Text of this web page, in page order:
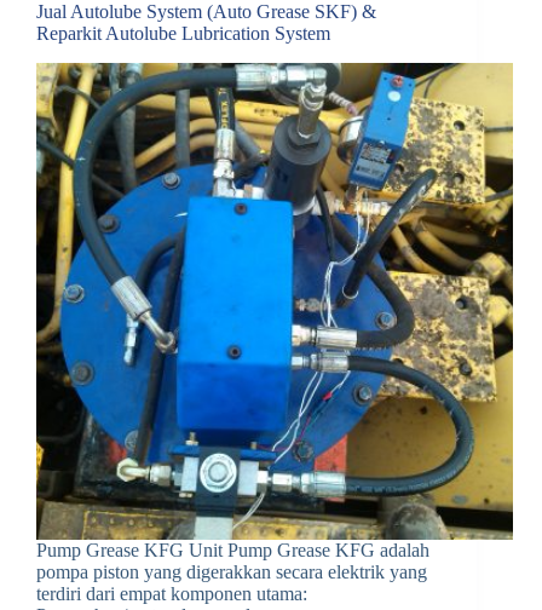
Jual Autolube System (Auto Grease SKF) &
Reparkit Autolube Lubrication System
Pump Grease KFG Unit Pump Grease KFG adalah
pompa piston yang digerakkan secara elektrik yang
terdiri dari empat komponen utama: